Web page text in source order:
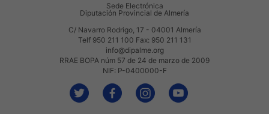
Sede Electrónica
Diputación Provincial de Almería
C/ Navarro Rodrigo, 17 - 04001 Almería
Telf 950 211 100 Fax: 950 211 131
info@dipalme.org
RRAE BOPA núm 57 de 24 de marzo de 2009
NIF: P-0400000-F